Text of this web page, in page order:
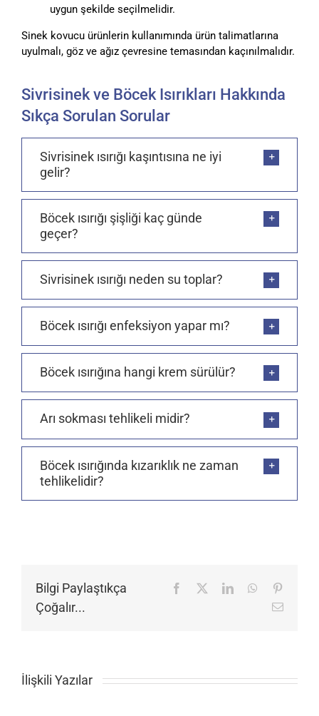
uygun şekilde seçilmelidir.
Sinek kovucu ürünlerin kullanımında ürün talimatlarına
uyulmalı, göz ve ağız çevresine temasından kaçınılmalıdır.
Sivrisinek ve Böcek Isırıkları Hakkında
Sıkça Sorulan Sorular
Sivrisinek ısırığı kaşıntısına ne iyi
gelir?
Böcek ısırığı şişliği kaç günde
geçer?
Sivrisinek ısırığı neden su toplar?
Böcek ısırığı enfeksiyon yapar mı?
Böcek ısırığına hangi krem sürülür?
Arı sokması tehlikeli midir?
Böcek ısırığında kızarıklık ne zaman
tehlikelidir?
Bilgi Paylaştıkça
Çoğalır...
Facebook LinkedInWhatsApp
E-
İlişkili Yazılar